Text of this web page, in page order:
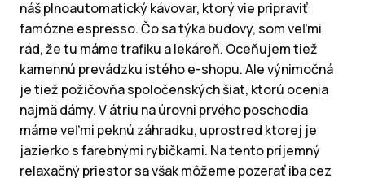
náš plnoautomatický kávovar, ktorý vie pripraviť
famózne espresso. Čo sa týka budovy, som veľmi
rád, že tu máme trafiku a lekáreň. Oceňujem tiež
kamennú prevádzku istého e-shopu. Ale výnimočná
je tiež požičovňa spoločenských šiat, ktorú ocenia
najmä dámy. V átriu na úrovni prvého poschodia
máme veľmi peknú záhradku, uprostred ktorej je
jazierko s farebnými rybičkami. Na tento príjemný
relaxačný priestor sa však môžeme pozerať iba cez